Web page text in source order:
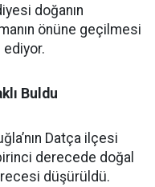
doğanın
önüne geçilmesi
Buldu
Datça ilçesi
derecede doğal
düşürüldü.